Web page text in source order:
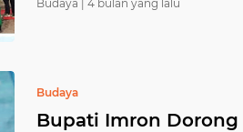
Budaya | 4 bulan yang lalu
Budaya
Bupati Imron